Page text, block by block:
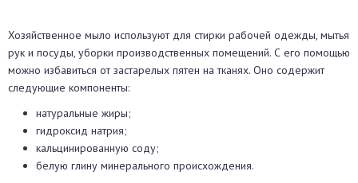
Хозяйственное мыло используют для стирки рабочей одежды, мытья
рук и посуды, уборки производственных помещений. С его помощью
можно избавиться от застарелых пятен на тканях. Оно содержит
следующие компоненты:
натуральные жиры;
гидроксид натрия;
кальцинированную соду;
белую глину минерального происхождения.